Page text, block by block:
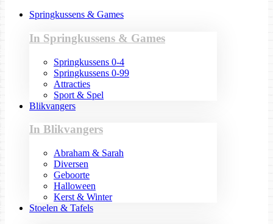
Springkussens & Games
In Springkussens & Games
Springkussens 0-4
Springkussens 0-99
Attracties
Sport & Spel
Blikvangers
In Blikvangers
Abraham & Sarah
Diversen
Geboorte
Halloween
Kerst & Winter
Stoelen & Tafels